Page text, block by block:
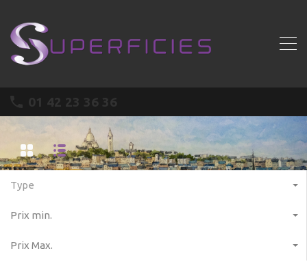
01 42 23 36 36
Type
Prix min.
Prix Max.